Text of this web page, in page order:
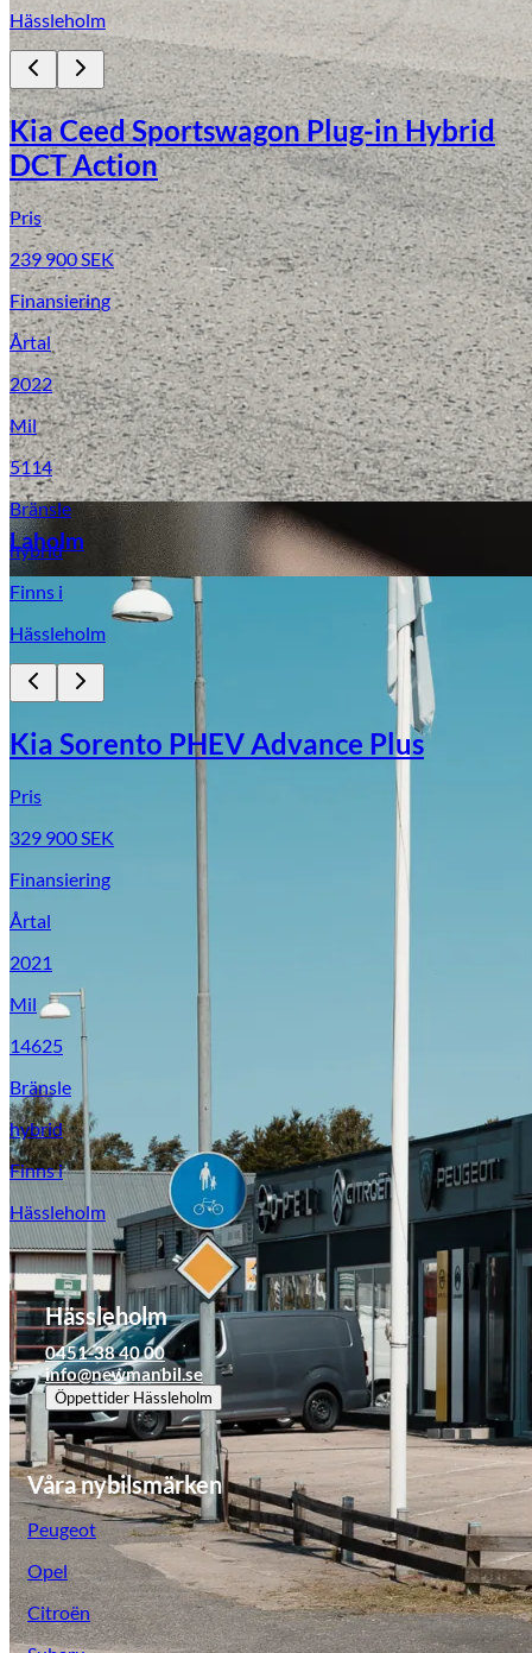
Laga stenskott
Laholm
Hässleholm
Kia Ceed Sportswagon Plug-in Hybrid
DCT Action
Pris
239 900SEK
Finansiering
Årtal
2022
Mil
5114
Bränsle
hybrid
Finns i
Hässleholm
Kia Sorento PHEV Advance Plus
Pris
329 900 SEK
Finansiering
Årtal
2021
Mil
14625
Bränsle
hybrid
Finns i
Hässleholm
Hässleholm
0451-38 40 00
info@newmanbil.se
Öppettider Hässleholm
Våra nybilsmärken
Peugeot
Opel
Citroën